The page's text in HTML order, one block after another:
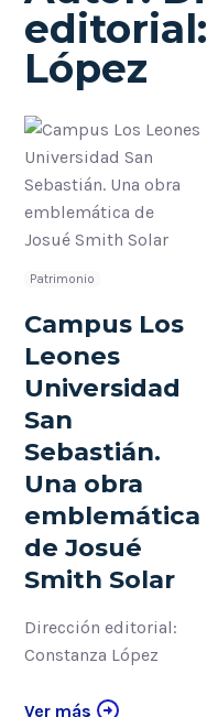
López
Patrimonio
Campus Los
Leones
Universidad
San
Sebastián.
Una obra
emblemática
de Josué
Smith Solar
Dirección editorial:
Constanza López
Ver más